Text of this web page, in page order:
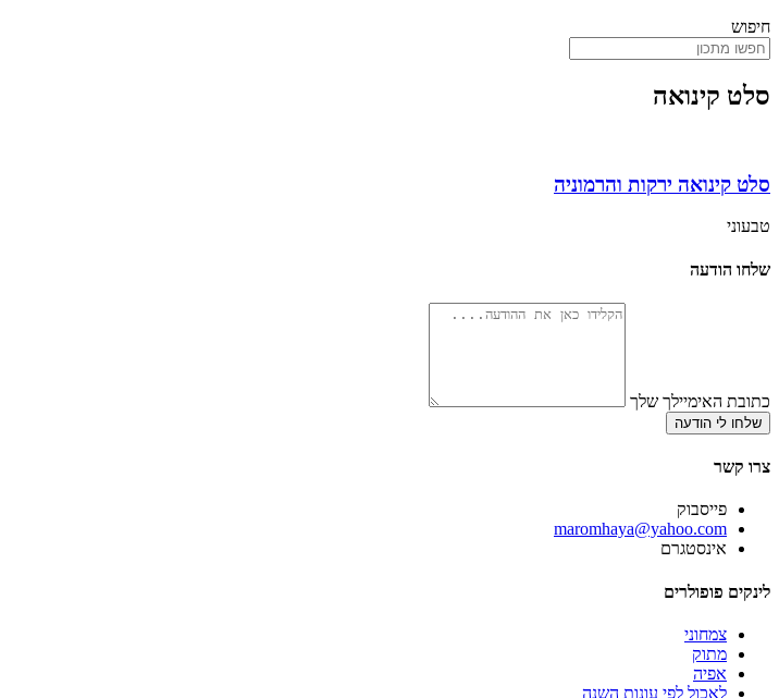
חיפוש
סלט קינואה
סלט קינואה ירקות והרמוניה
טבעוני
שלחו הודעה
כתובת האימיילך שלך
שלחו לי הודעה
צרו קשר
פייסבוק
‫maromhaya@yahoo.com
אינסטגרם
לינקים פופולרים
צמחוני
מתוק
אפיה
לאכול לפי עונות השנה